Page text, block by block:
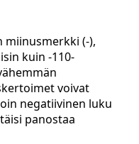
(-),
kuin -110-
voivat
negatiivinen luku
panostaa